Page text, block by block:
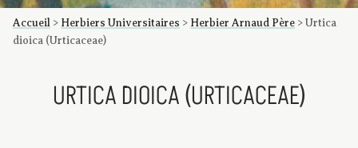
Les factums à la BU
Présentation du corpus de factums de la collection Marie
Bibliographie
Glossaire
Index de recherche
Accueil > Herbiers Universitaires > Herbier Arnaud Père > Urtica
dioica (Urticaceae)
URTICA DIOICA (URTICACEAE)